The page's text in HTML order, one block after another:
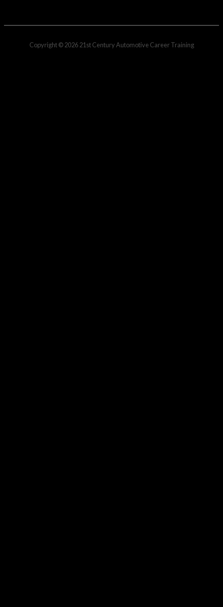
Copyright © 202621st Century Automotive Career Training